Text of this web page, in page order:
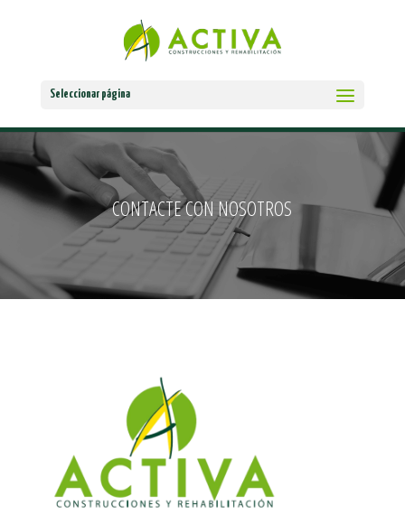
Seleccionar página
CONTACTE CON NOSOTROS